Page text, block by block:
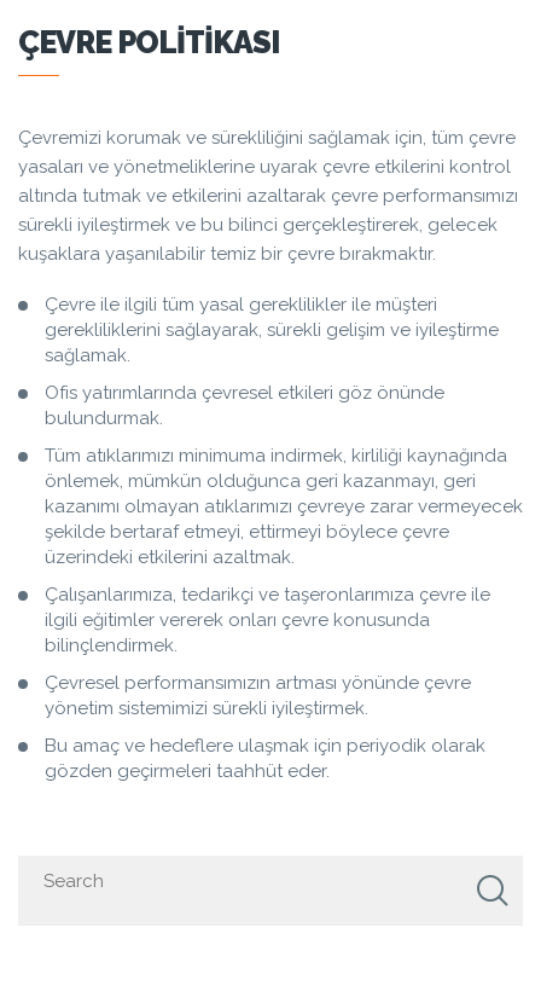
ÇEVRE POLITIKASI
Çevremizi korumak ve sürekliliğini sağlamak için, tüm çevre
yasaları ve yönetmeliklerine uyarak çevre etkilerini kontrol
altında tutmak ve etkilerini azaltarak çevre performansımızı
sürekli iyileştirmek ve bu bilinci gerçekleştirerek, gelecek
kuşaklara yaşanılabilir temiz bir çevre bırakmaktır.
Çevre ile ilgili tüm yasal gereklilikler ile müşteri
gerekliliklerini sağlayarak, sürekli gelişim ve iyileştirme
sağlamak.
Ofis yatırımlarında çevresel etkileri göz önünde
bulundurmak.
Tüm atıklarımızı minimuma indirmek, kirliliği kaynağında
önlemek, mümkün olduğunca geri kazanmayı, geri
kazanımı olmayan atıklarımızı çevreye zarar vermeyecek
şekilde bertaraf etmeyi, ettirmeyi böylece çevre
üzerindeki etkilerini azaltmak.
Çalışanlarımıza, tedarikçi ve taşeronlarımıza çevre ile
ilgili eğitimler vererek onları çevre konusunda
bilinçlendirmek.
Çevresel performansımızın artması yönünde çevre
yönetim sistemimizi sürekli iyileştirmek.
Bu amaç ve hedeflere ulaşmak için periyodik olarak
gözden geçirmeleri taahhüt eder.